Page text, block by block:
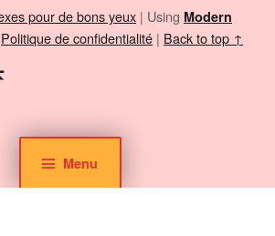
Menu
pour de bons yeux | Using Modern
Politique de confidentialité | Back to top ↑